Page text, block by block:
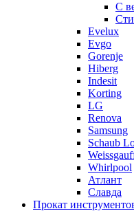
С
Evelux
Evgo
Gorenje
Hiberg
Indesit
Korting
LG
Renova
Samsung
Schaub
Whirlpool
Атлант
Славда
Прокат